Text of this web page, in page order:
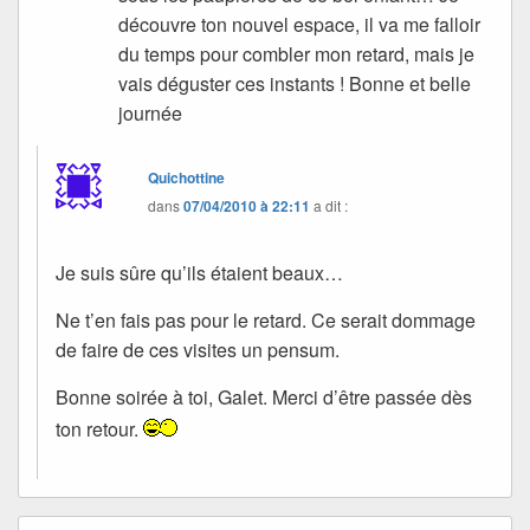
découvre ton nouvel espace, il va me falloir
du temps pour combler mon retard, mais je
vais déguster ces instants ! Bonne et belle
journée
Quichottine
dans07/04/2010 à 22:11 a dit :
Je suis sûre qu’ils étaient beaux…
Ne t’en fais pas pour le retard. Ce serait dommage
de faire de ces visites un pensum.
Bonne soirée à toi, Galet. Merci d’être passée dès
ton retour.